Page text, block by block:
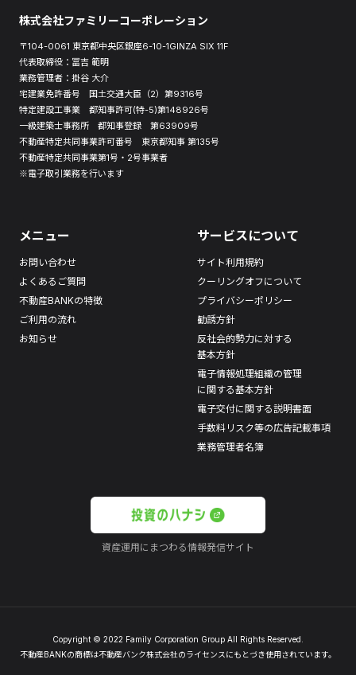
株式会社ファミリーコーポレーション
〒104-0061 東京都中央区銀座6-10-1GINZA SIX 11F
代表取締役：冨吉 範明
業務管理者：掛谷 大介
宅建業免許番号 国土交通大臣（2）第9316号
特定建設工事業 都知事許可(特-5)第148926号
一級建築士事務所 都知事登録 第63909号
不動産特定共同事業許可番号 東京都知事 第135号
不動産特定共同事業第1号・2号事業者
※電子取引業務を行います
メニュー
お問い合わせ
よくあるご質問
不動産BANKの特徴
ご利用の流れ
お知らせ
サービスについて
サイト利用規約
クーリングオフについて
プライバシーポリシー
勧誘方針
反社会的勢力に対する
基本方針
電子情報処理組織の管理
に関する基本方針
電子交付に関する説明書面
手数料リスク等の広告記載事項
業務管理者名簿
資産運用にまつわる情報発信サイト
Copyright © 2022 Family Corporation Group All Rights Reserved.
不動産BANKの商標は不動産バンク株式会社のライセンスにもとづき使用されています。